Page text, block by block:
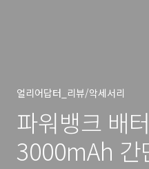
얼리어답터_리뷰/악세서리
파워뱅크 배
3000mAh 간